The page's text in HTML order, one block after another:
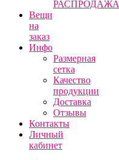
РАСПРОДАЖА
Вещи
на
заказ
Инфо
Размерная
сетка
Качество
продукции
Доставка
Отзывы
Контакты
Личный
кабинет